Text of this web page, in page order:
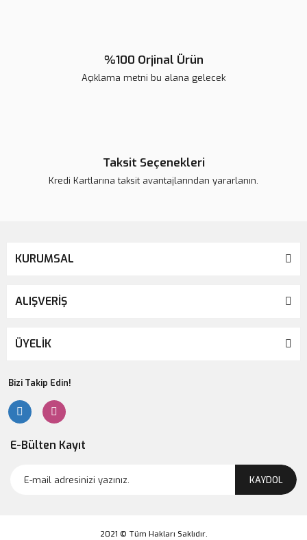
%100 Orjinal Ürün
Açıklama metni bu alana gelecek
Taksit Seçenekleri
Kredi Kartlarına taksit avantajlarından yararlanın.
KURUMSAL
ALIŞVERİŞ
ÜYELİK
Bizi Takip Edin!
E-Bülten Kayıt
KAYDOL
2021 © Tüm Hakları Saklıdır.